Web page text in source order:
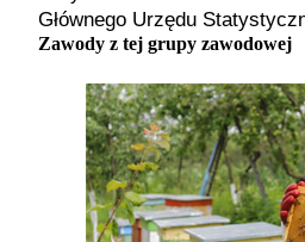
Głównego Urzędu
Zawody z tej grupy zawodowej